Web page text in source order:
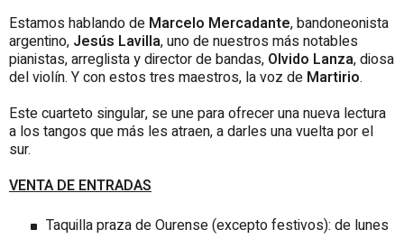
Estamos hablando de Marcelo Mercadante, bandoneonista
argentino, Jesús Lavilla, uno de nuestros más notables
pianistas, arreglista y director de bandas, Olvido Lanza, diosa
del violín. Y con estos tres maestros, la voz de Martirio.
Este cuarteto singular, se une para ofrecer una nueva lectura
a los tangos que más les atraen, a darles una vuelta por el
sur.
VENTA DE ENTRADAS
Taquillapraza de Ourense(excepto festivos): de lunes